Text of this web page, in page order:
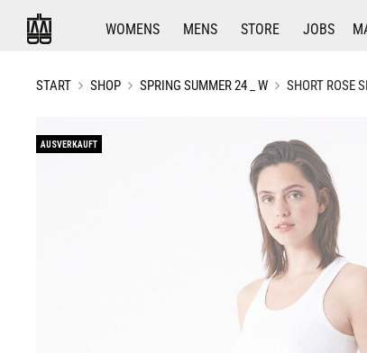
WOMENS MENS STORE JOBS
START SHOP SPRING SUMMER 24 _ W SHORT ROSE
AUSVERKAUFT